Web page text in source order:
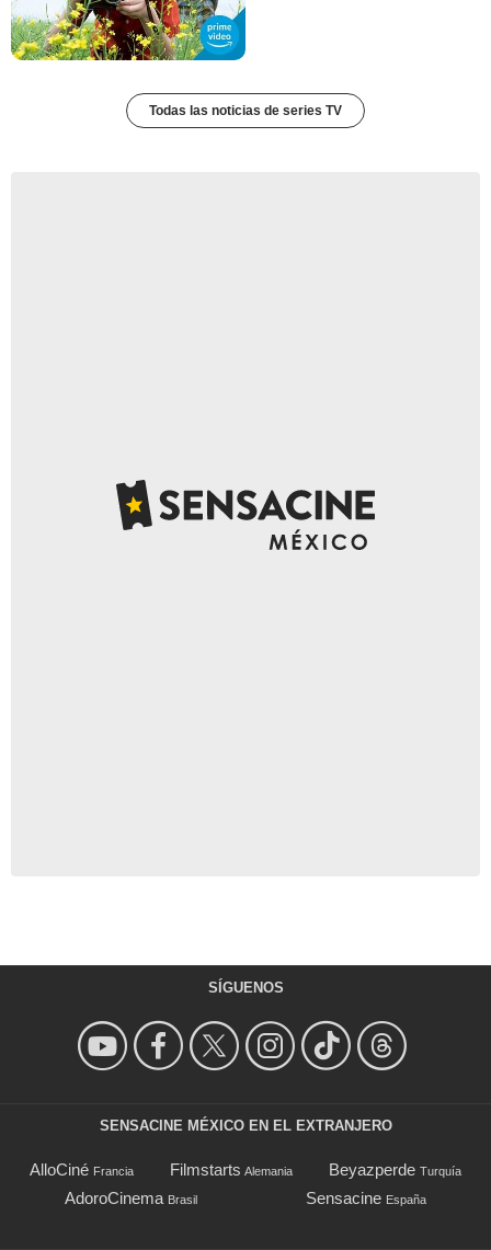
Todas las noticias de series TV
SÍGUENOS
SENSACINE MÉXICO EN EL EXTRANJERO
AlloCiné Francia Filmstarts Alemania Beyazperde Turquía
AdoroCinema Brasil Sensacine España